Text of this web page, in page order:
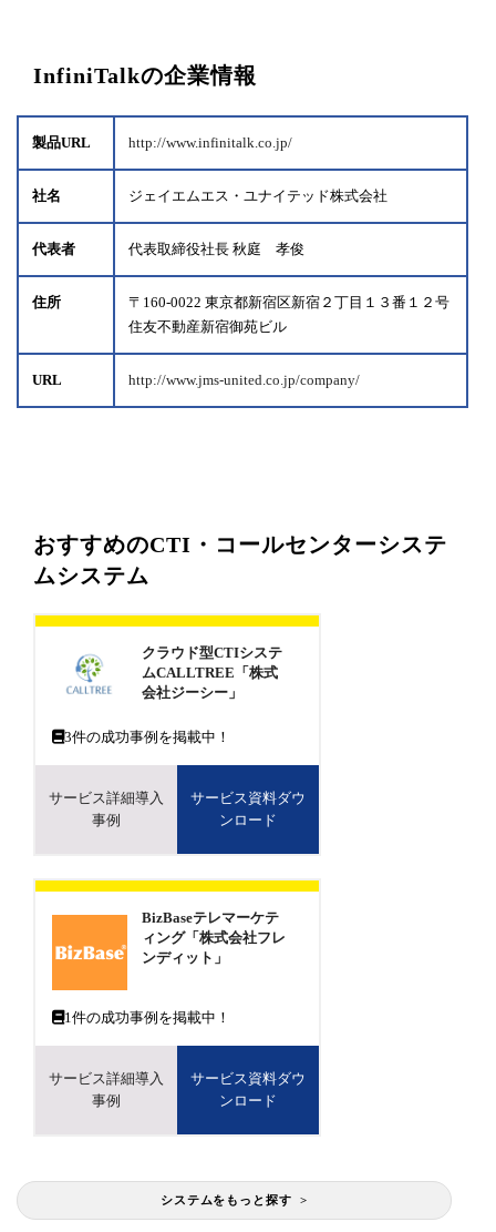
InfiniTalkの企業情報
製品URL http://www.infinitalk.co.jp/
社名 ジェイエムエス・ユナイテッド株式会社
代表者 代表取締役社長 秋庭 孝俊
住所
〒160-0022 東京都新宿区新宿２丁目１３番１２号
住友不動産新宿御苑ビル
URL http://www.jms-united.co.jp/company/
おすすめのCTI・コールセンターシステ
ムシステム
クラウド型CTIシステ
ムCALLTREE「株式
会社ジーシー」
3件の成功事例を掲載中！
サービス詳細導入
事例
サービス資料ダウ
ンロード
BizBaseテレマーケテ
ィング「株式会社フレ
ンディット」
1 件の成功事例を掲載中！
サービス詳細導入
事例
サービス資料ダウ
ンロード
システムをもっと探す >